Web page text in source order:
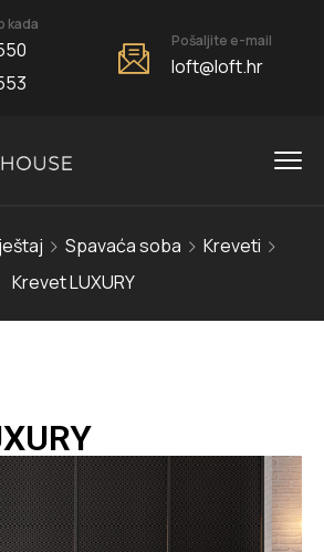
kada
Pošaljite e-mail
loft@loft.hr
Spavaća soba
Kreveti
Krevet LUXURY